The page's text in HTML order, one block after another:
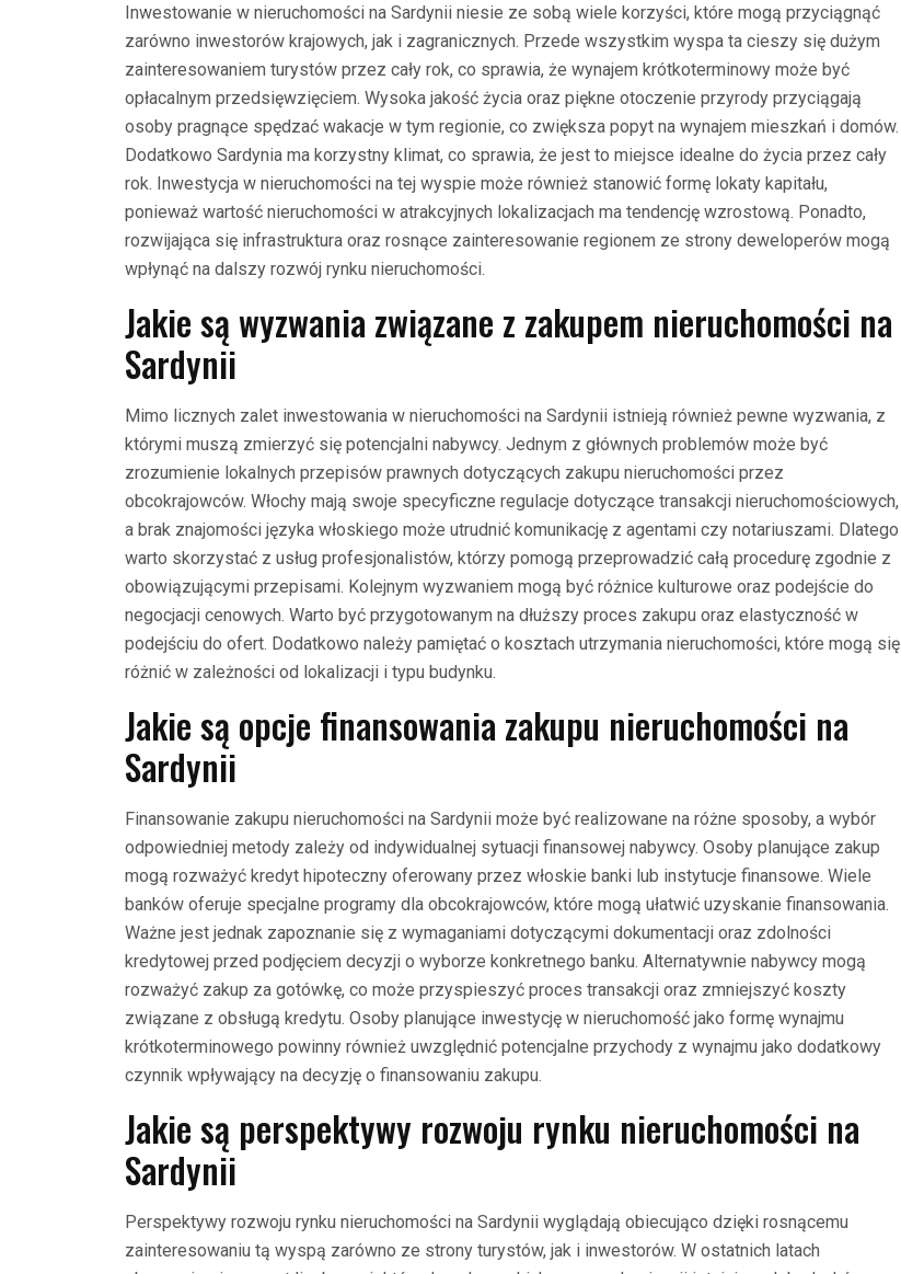
Inwestowanie w nieruchomości na Sardynii niesie ze sobą wiele korzyści, które mogą przyciągnąć
zarówno inwestorów krajowych, jak i zagranicznych. Przede wszystkim wyspa ta cieszy się dużym
zainteresowaniem turystów przez cały rok, co sprawia, że wynajem krótkoterminowy może być
opłacalnym przedsięwzięciem. Wysoka jakość życia oraz piękne otoczenie przyrody przyciągają
osoby pragnące spędzać wakacje w tym regionie, co zwiększa popyt na wynajem mieszkań i domów.
Dodatkowo Sardynia ma korzystny klimat, co sprawia, że jest to miejsce idealne do życia przez cały
rok. Inwestycja w nieruchomości na tej wyspie może również stanowić formę lokaty kapitału,
ponieważ wartość nieruchomości w atrakcyjnych lokalizacjach ma tendencję wzrostową. Ponadto,
rozwijająca się infrastruktura oraz rosnące zainteresowanie regionem ze strony deweloperów mogą
wpłynąć na dalszy rozwój rynku nieruchomości.
Jakie są wyzwania związane z zakupem nieruchomości na
Sardynii
Mimo licznych zalet inwestowania w nieruchomości na Sardynii istnieją również pewne wyzwania, z
którymi muszą zmierzyć się potencjalni nabywcy. Jednym z głównych problemów może być
zrozumienie lokalnych przepisów prawnych dotyczących zakupu nieruchomości przez
obcokrajowców. Włochy mają swoje specyficzne regulacje dotyczące transakcji nieruchomościowych,
a brak znajomości języka włoskiego może utrudnić komunikację z agentami czy notariuszami. Dlatego
warto skorzystać z usług profesjonalistów, którzy pomogą przeprowadzić całą procedurę zgodnie z
obowiązującymi przepisami. Kolejnym wyzwaniem mogą być różnice kulturowe oraz podejście do
negocjacji cenowych. Warto być przygotowanym na dłuższy proces zakupu oraz elastyczność w
podejściu do ofert. Dodatkowo należy pamiętać o kosztach utrzymania nieruchomości, które mogą się
różnić w zależności od lokalizacji i typu budynku.
Jakie są opcje finansowania zakupu nieruchomości na
Sardynii
Finansowanie zakupu nieruchomości na Sardynii może być realizowane na różne sposoby, a wybór
odpowiedniej metody zależy od indywidualnej sytuacji finansowej nabywcy. Osoby planujące zakup
mogą rozważyć kredyt hipoteczny oferowany przez włoskie banki lub instytucje finansowe. Wiele
banków oferuje specjalne programy dla obcokrajowców, które mogą ułatwić uzyskanie finansowania.
Ważne jest jednak zapoznanie się z wymaganiami dotyczącymi dokumentacji oraz zdolności
kredytowej przed podjęciem decyzji o wyborze konkretnego banku. Alternatywnie nabywcy mogą
rozważyć zakup za gotówkę, co może przyspieszyć proces transakcji oraz zmniejszyć koszty
związane z obsługą kredytu. Osoby planujące inwestycję w nieruchomość jako formę wynajmu
krótkoterminowego powinny również uwzględnić potencjalne przychody z wynajmu jako dodatkowy
czynnik wpływający na decyzję o finansowaniu zakupu.
Jakie są perspektywy rozwoju rynku nieruchomości na
Sardynii
Perspektywy rozwoju rynku nieruchomości na Sardynii wyglądają obiecująco dzięki rosnącemu
zainteresowaniu tą wyspą zarówno ze strony turystów, jak i inwestorów. W ostatnich latach